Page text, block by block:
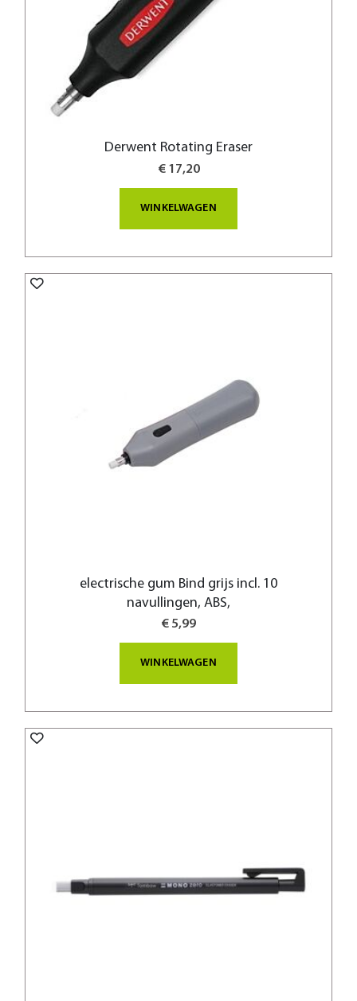
Derwent Rotating Eraser
€ 17,20
WINKELWAGEN
electrische gum Bind grijs incl. 10
navullingen, ABS,
€ 5,99
WINKELWAGEN